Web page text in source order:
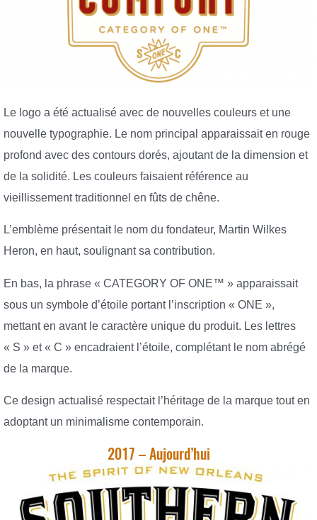
Le logo a été actualisé avec de nouvelles couleurs et une
nouvelle typographie. Le nom principal apparaissait en rouge
profond avec des contours dorés, ajoutant de la dimension et
de la solidité. Les couleurs faisaient référence au
vieillissement traditionnel en fûts de chêne.
L’emblème présentait le nom du fondateur, Martin Wilkes
Heron, en haut, soulignant sa contribution.
En bas, la phrase « CATEGORY OF ONE™ » apparaissait
sous un symbole d’étoile portant l’inscription « ONE »,
mettant en avant le caractère unique du produit. Les lettres
« S » et « C » encadraient l’étoile, complétant le nom abrégé
de la marque.
Ce design actualisé respectait l’héritage de la marque tout en
adoptant un minimalisme contemporain.
2017 – Aujourd’hui